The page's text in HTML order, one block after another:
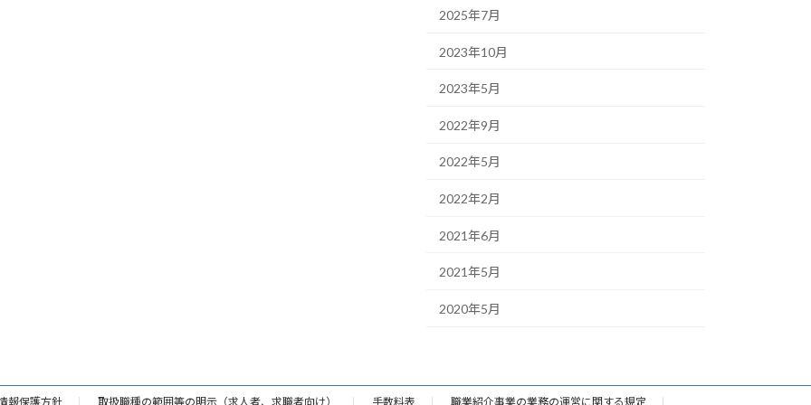
2025年7月
2023年10月
2023年5月
2022年9月
2022年5月
2022年2月
2021年6月
2021年5月
2020年5月
報保護方針 取扱職種の範囲等の明示（求人者、求職者向け） 手数料表 職業紹介事業の業務の運営に関する規定